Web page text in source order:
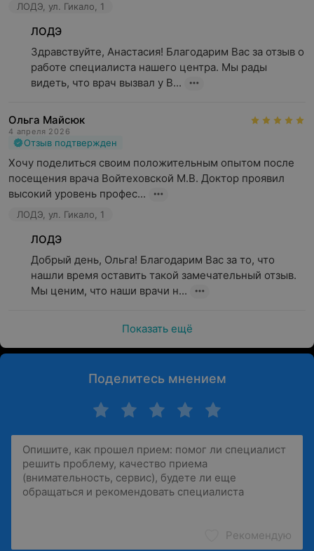
ЛОДЭ, ул. Гикало, 1
ЛОДЭ
Здравствуйте, Анастасия! Благодарим Вас за отзыв о
работе специалиста нашего центра. Мы рады
видеть, что врач вызвал у В...
Ольга Майсюк
4 апреля 2026
Отзыв подтвержден
Хочу поделиться своим положительным опытом после
посещения врача Войтеховской М.В. Доктор проявил
высокий уровень профес...
ЛОДЭ, ул. Гикало, 1
ЛОДЭ
Добрый день, Ольга! Благодарим Вас за то, что
нашли время оставить такой замечательный отзыв.
Мы ценим, что наши врачи н...
Показать ещё
Поделитесь мнением
Рекомендую